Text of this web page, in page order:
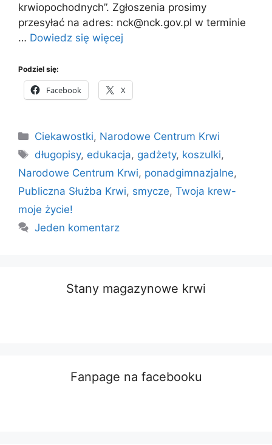
krwiopochodnych”. Zgłoszenia prosimy
przesyłać na adres: nck@nck.gov.pl w terminie
… Dowiedz się więcej
Podziel się:
Facebook X
Kategorie
Ciekawostki, Narodowe Centrum Krwi
Tagi
długopisy, edukacja, gadżety, koszulki,
Narodowe Centrum Krwi, ponadgimnazjalne,
Publiczna Służba Krwi, smycze, Twoja krew-
moje życie!
Jeden komentarz
Stany magazynowe krwi
Fanpage na facebooku